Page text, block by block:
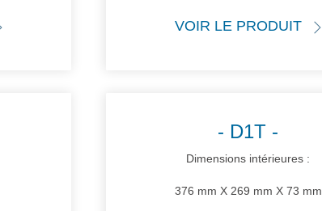
VOIR LE PRODUIT
D1T
Dimensions intérieures :
376 mm X 269 mm X 73 mm